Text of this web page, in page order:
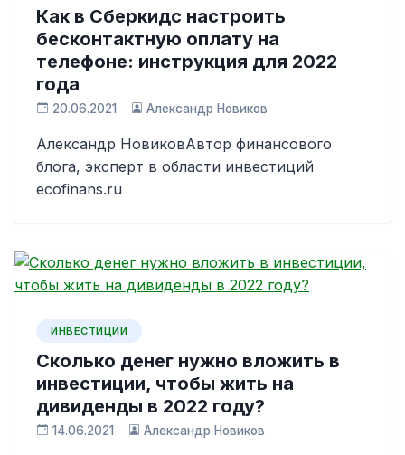
Как в Сберкидс настроить
бесконтактную оплату на
телефоне: инструкция для 2022
года
20.06.2021 Александр Новиков
Александр НовиковАвтор финансового
блога, эксперт в области инвестиций
ecofinans.ru
ИНВЕСТИЦИИ
Сколько денег нужно вложить в
инвестиции, чтобы жить на
дивиденды в 2022 году?
14.06.2021 Александр Новиков